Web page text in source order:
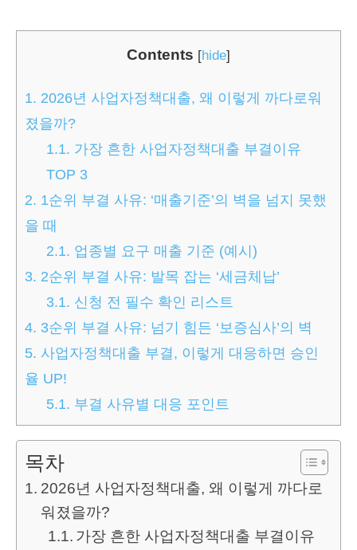
Contents [hide]
1. 2026년 사업자정책대출, 왜 이렇게 까다로워
졌을까?
1.1. 가장 흔한 사업자정책대출 부결이유
TOP 3
2. 1순위 부결 사유: ‘매출기준’의 벽을 넘지 못했
을 때
2.1. 업종별 요구 매출 기준 (예시)
3. 2순위 부결 사유: 발목 잡는 ‘세금체납’
3.1. 신청 전 필수 확인 리스트
4. 3순위 부결 사유: 넘기 힘든 ‘보증심사’의 벽
5. 사업자정책대출 부결, 이렇게 대응하면 승인
율 UP!
5.1. 부결 사유별 대응 포인트
목차
2026년 사업자정책대출, 왜 이렇게 까다로
워졌을까?
가장 흔한 사업자정책대출 부결이유